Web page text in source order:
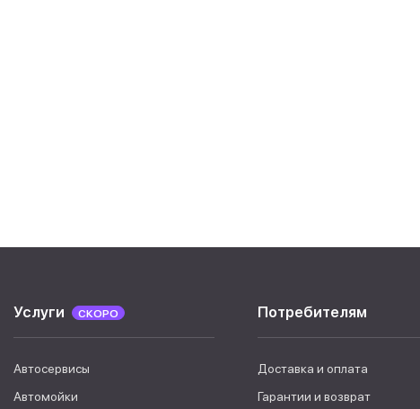
Услуги СКОРО
Автосервисы
Автомойки
Потребителям
Доставка и оплата
Гарантии и возврат